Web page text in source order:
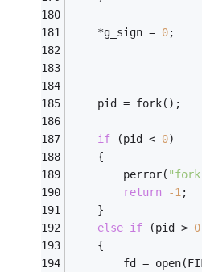
	*g_sign =
0;
	pid = fork();
if (pid < 0)
	{
		perror(
return
-1;
	}
else if (pid > 0
	{
fd =